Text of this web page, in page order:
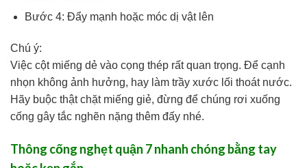
Bước 4: Đẩy mạnh hoặc móc dị vật lên
Chú ý:
Việc cột miếng dẻ vào cọng thép rất quan trọng. Để cạnh
nhọn không ảnh hưởng, hay làm trầy xước lối thoát nước.
Hãy buộc thật chặt miếng giẻ, đừng để chúng rơi xuống
cống gây tắc nghẽn nặng thêm đấy nhé.
Thông cống nghẹt quận 7 nhanh chóng bằng tay